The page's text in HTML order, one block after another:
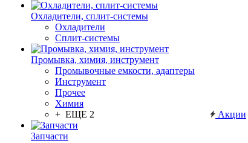
Охладители, сплит-системы
Охладители
Сплит-системы
Промывка, химия, инструмент
Промывочные емкости, адаптеры
Инструмент
Прочее
Химия
+ ЕЩЕ 2
Запчасти
Акции